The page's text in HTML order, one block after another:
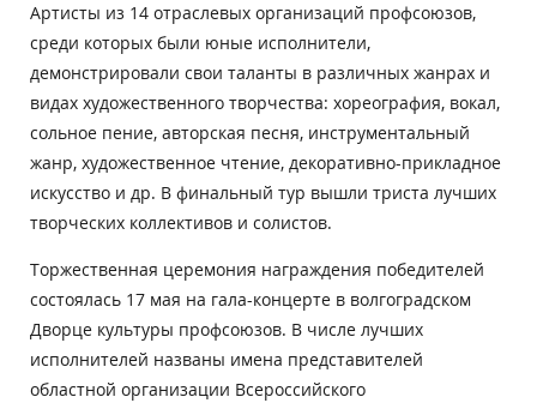
Артисты из 14 отраслевых организаций профсоюзов,
среди которых были юные исполнители,
демонстрировали свои таланты в различных жанрах и
видах художественного творчества: хореография, вокал,
сольное пение, авторская песня, инструментальный
жанр, художественное чтение, декоративно-прикладное
искусство и др. В финальный тур вышли триста лучших
творческих коллективов и солистов.
Торжественная церемония награждения победителей
состоялась 17 мая на гала-концерте в волгоградском
Дворце культуры профсоюзов. В числе лучших
исполнителей названы имена представителей
областной организации Всероссийского